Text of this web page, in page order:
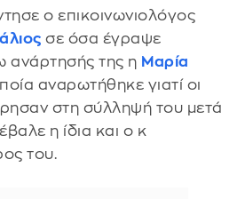
ο επικοινωνιολόγος
σε όσα έγραψε
ανάρτησής της η Μαρία
αναρωτήθηκε γιατί οι
στη σύλληψή του μετά
η ίδια και ο κ
του.